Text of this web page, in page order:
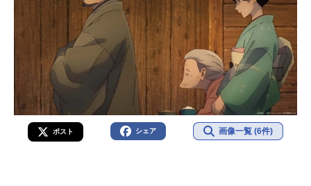
ポスト シェア 画像一覧 (6件)